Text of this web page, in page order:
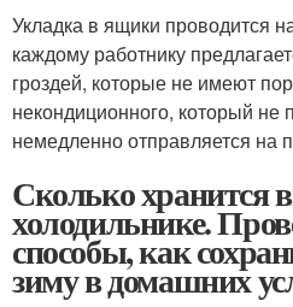
Укладка в ящики проводится
каждому работнику
гроздей, которые не имеют
некондиционного, который не
немедленно отправляется на
Сколько хранится
холодильнике.
способы, как
зиму в домашних